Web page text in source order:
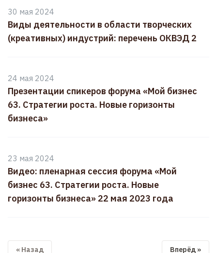
30 мая 2024
Виды деятельности в области творческих
(креативных) индустрий: перечень ОКВЭД 2
24 мая 2024
Презентации спикеров форума «Мой бизнес
63. Стратегии роста. Новые горизонты
бизнеса»
23 мая 2024
Видео: пленарная сессия форума «Мой
бизнес 63. Стратегии роста. Новые
горизонты бизнеса» 22 мая 2023 года
« Назад Вперёд »